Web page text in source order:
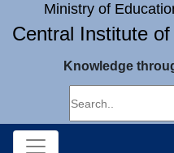
Ministry of
Central Institute
Knowledge